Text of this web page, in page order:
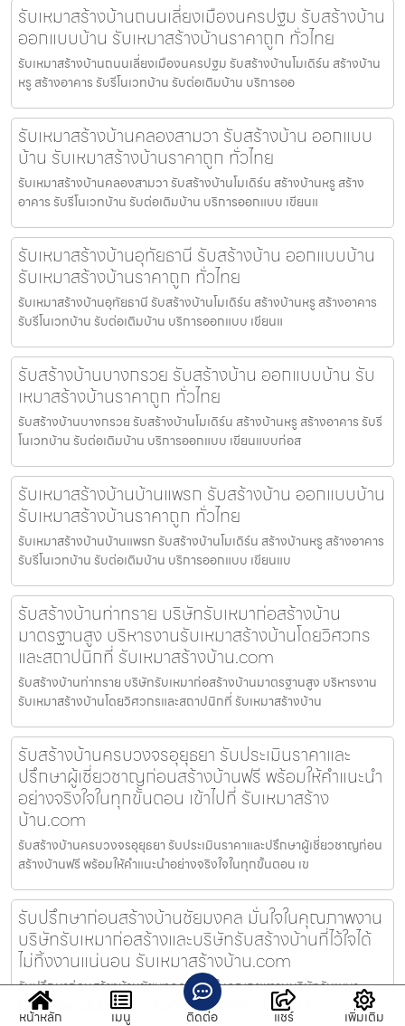
รับเหมาสร้างบ้านถนนเลี่ยงเมืองนครปฐม รับสร้างบ้าน
ออกแบบบ้าน รับเหมาสร้างบ้านราคาถูก ทั่วไทย
รับเหมาสร้างบ้านถนนเลี่ยงเมืองนครปฐม รับสร้างบ้านโมเดิร์น สร้างบ้าน
หรู สร้างอาคาร รับรีโนเวทบ้าน รับต่อเติมบ้าน บริการออ
รับเหมาสร้างบ้านคลองสามวา รับสร้างบ้าน ออกแบบ
บ้าน รับเหมาสร้างบ้านราคาถูก ทั่วไทย
รับเหมาสร้างบ้านคลองสามวา รับสร้างบ้านโมเดิร์น สร้างบ้านหรู สร้าง
อาคาร รับรีโนเวทบ้าน รับต่อเติมบ้าน บริการออกแบบ เขียนแ
รับเหมาสร้างบ้านอุทัยธานี รับสร้างบ้าน ออกแบบบ้าน
รับเหมาสร้างบ้านราคาถูก ทั่วไทย
รับเหมาสร้างบ้านอุทัยธานี รับสร้างบ้านโมเดิร์น สร้างบ้านหรู สร้างอาคาร
รับรีโนเวทบ้าน รับต่อเติมบ้าน บริการออกแบบ เขียนแ
รับสร้างบ้านบางกรวย รับสร้างบ้าน ออกแบบบ้าน รับ
เหมาสร้างบ้านราคาถูก ทั่วไทย
รับสร้างบ้านบางกรวย รับสร้างบ้านโมเดิร์น สร้างบ้านหรู สร้างอาคาร รับรี
โนเวทบ้าน รับต่อเติมบ้าน บริการออกแบบ เขียนแบบก่อส
รับเหมาสร้างบ้านบ้านแพรก รับสร้างบ้าน ออกแบบบ้าน
รับเหมาสร้างบ้านราคาถูก ทั่วไทย
รับเหมาสร้างบ้านบ้านแพรก รับสร้างบ้านโมเดิร์น สร้างบ้านหรู สร้างอาคาร
รับรีโนเวทบ้าน รับต่อเติมบ้าน บริการออกแบบ เขียนแบ
รับสร้างบ้านท่าทราย บริษัทรับเหมาก่อสร้างบ้าน
มาตรฐานสูง บริหารงานรับเหมาสร้างบ้านโดยวิศวกร
และสถาปนิกที่ รับเหมาสร้างบ้าน.com
รับสร้างบ้านท่าทราย บริษัทรับเหมาก่อสร้างบ้านมาตรฐานสูง บริหารงาน
รับเหมาสร้างบ้านโดยวิศวกรและสถาปนิกที่ รับเหมาสร้างบ้าน
รับสร้างบ้านครบวงจรอุยุธยา รับประเมินราคาและ
ปรึกษาผู้เชี่ยวชาญก่อนสร้างบ้านฟรี พร้อมให้คำแนะนำ
อย่างจริงใจในทุกขั้นตอน เข้าไปที่ รับเหมาสร้าง
บ้าน.com
รับสร้างบ้านครบวงจรอุยุธยา รับประเมินราคาและปรึกษาผู้เชี่ยวชาญก่อน
สร้างบ้านฟรี พร้อมให้คำแนะนำอย่างจริงใจในทุกขั้นตอน เข
รับปรึกษาก่อนสร้างบ้านชัยมงคล มั่นใจในคุณภาพงาน
บริษัทรับเหมาก่อสร้างและบริษัทรับสร้างบ้านที่ไว้ใจได้
ไม่ทิ้งงานแน่นอน รับเหมาสร้างบ้าน.com
รับปรึกษาก่อนสร้างบ้านชัยมงคล มั่นใจในคุณภาพงานบริษัทรับเหมา
ก่อสร้างและบริษัทรับสร้างบ้านที่ไว้ใจได้ ไม่ทิ้งงานแน่นอน รั
หน้าหลัก เมนู ติดต่อ แชร์ เพิ่มเติม